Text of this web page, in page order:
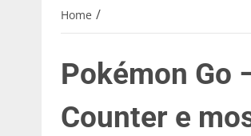
Home /
Pokémon Go
Counter e